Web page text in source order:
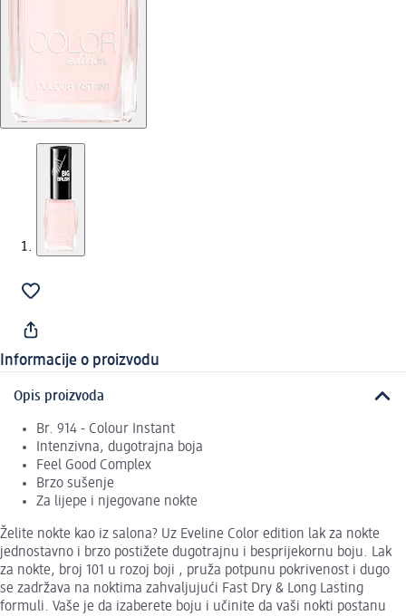
Informacije o proizvodu
Opis proizvoda
Br. 914 - Colour Instant
Intenzivna, dugotrajna boja
Feel Good Complex
Brzo sušenje
Za lijepe i njegovane nokte
Želite nokte kao iz salona? Uz Eveline Color edition lak za nokte
jednostavno i brzo postižete dugotrajnu i besprijekornu boju. Lak
za nokte, broj 101 u rozoj boji , pruža potpunu pokrivenost i dugo
se zadržava na noktima zahvaljujući Fast Dry & Long Lasting
formuli. Vaše je da izaberete boju i učinite da vaši nokti postanu